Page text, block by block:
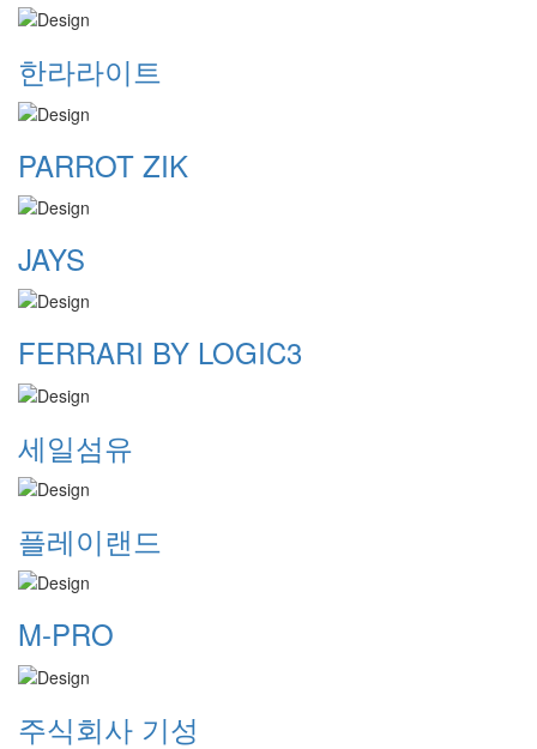
한라라이트
PARROT ZIK
JAYS
FERRARI BY LOGIC3
세일섬유
플레이랜드
M-PRO
주식회사 기성